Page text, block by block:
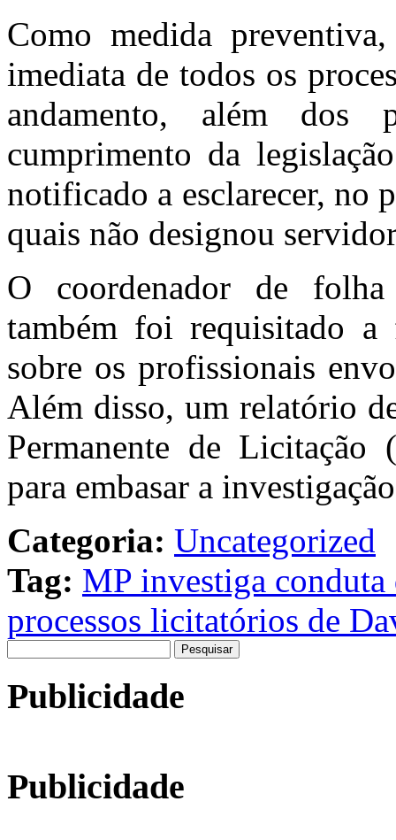
Como medida
imediata de todos os
andamento, além dos
cumprimento da
notificado a esclarecer, no
quais não designou
O coordenador de
também foi requisitado a
sobre os profissionais
Além disso, um relatório
Permanente de
para embasar a
Categoria: Uncategorized
Tag: MP investiga conduta
processos licitatórios de
por:
Publicidade
Publicidade